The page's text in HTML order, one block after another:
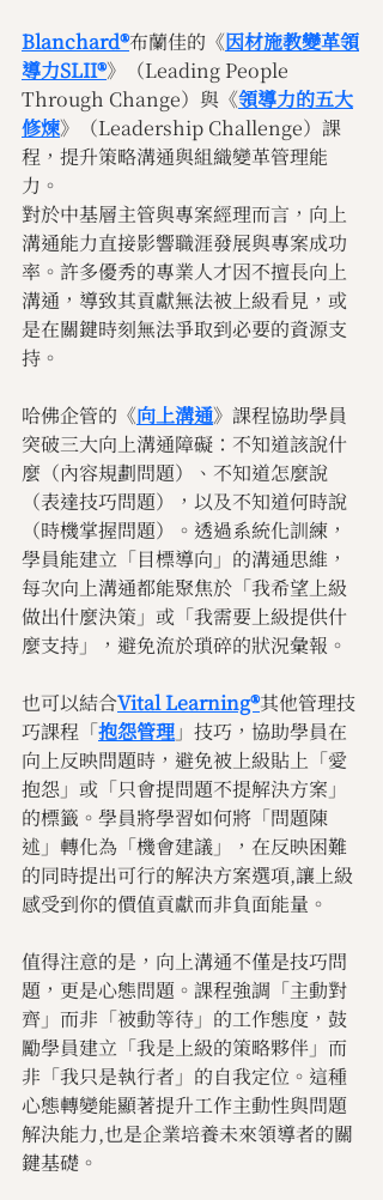
Blanchard®布蘭佳的《因材施教變革領
導力SLII®》（Leading People
Through Change）與《領導力的五大
修煉》（Leadership Challenge）課
程，提升策略溝通與組織變革管理能
力。
對於中基層主管與專案經理而言，向上
溝通能力直接影響職涯發展與專案成功
率。許多優秀的專業人才因不擅長向上
溝通，導致其貢獻無法被上級看見，或
是在關鍵時刻無法爭取到必要的資源支
持。
哈佛企管的《向上溝通》課程協助學員
突破三大向上溝通障礙：不知道該說什
麼（內容規劃問題）、不知道怎麼說
（表達技巧問題），以及不知道何時說
（時機掌握問題）。透過系統化訓練，
學員能建立「目標導向」的溝通思維，
每次向上溝通都能聚焦於「我希望上級
做出什麼決策」或「我需要上級提供什
麼支持」，避免流於瑣碎的狀況彙報。
也可以結合Vital Learning®其他管理技
巧課程「抱怨管理 」技巧，協助學員在
向上反映問題時，避免被上級貼上「愛
抱怨」或「只會提問題不提解決方案」
的標籤。學員將學習如何將「問題陳
述」轉化為「機會建議」，在反映困難
的同時提出可行的解決方案選項,讓上級
感受到你的價值貢獻而非負面能量。
值得注意的是，向上溝通不僅是技巧問
題，更是心態問題。課程強調「主動對
齊」而非「被動等待」的工作態度，鼓
勵學員建立「我是上級的策略夥伴」而
非「我只是執行者」的自我定位。這種
心態轉變能顯著提升工作主動性與問題
解決能力,也是企業培養未來領導者的關
鍵基礎。